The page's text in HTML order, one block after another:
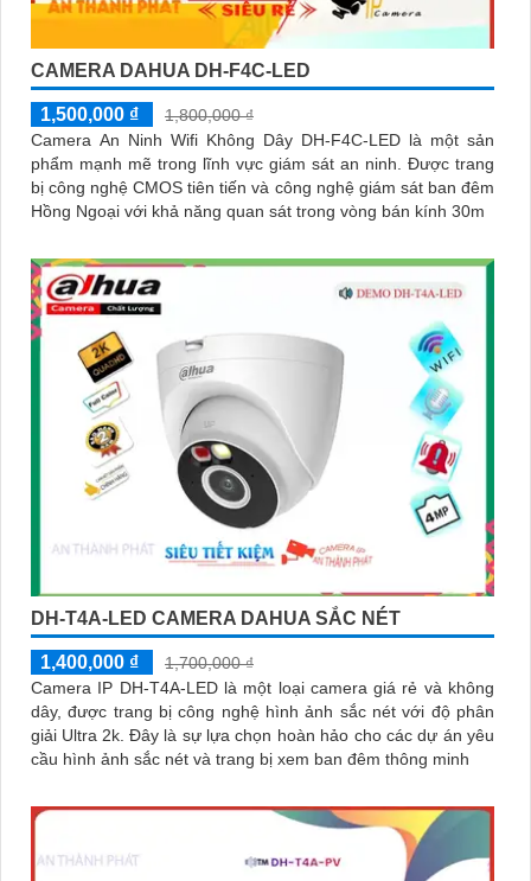
CAMERA DAHUA DH-F4C-LED
1,500,000 ₫
1,800,000 ₫
Camera An Ninh Wifi Không Dây DH-F4C-LED là một sản
phẩm mạnh mẽ trong lĩnh vực giám sát an ninh. Được trang
bị công nghệ CMOS tiên tiến và công nghệ giám sát ban đêm
Hồng Ngoại với khả năng quan sát trong vòng bán kính 30m
DH-T4A-LED CAMERA DAHUA SẮC NÉT
1,400,000 ₫
1,700,000 ₫
Camera IP DH-T4A-LED là một loại camera giá rẻ và không
dây, được trang bị công nghệ hình ảnh sắc nét với độ phân
giải Ultra 2k. Đây là sự lựa chọn hoàn hảo cho các dự án yêu
cầu hình ảnh sắc nét và trang bị xem ban đêm thông minh